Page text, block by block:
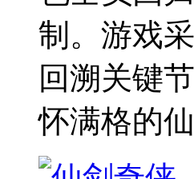
制。游戏
回溯关键
怀满格的